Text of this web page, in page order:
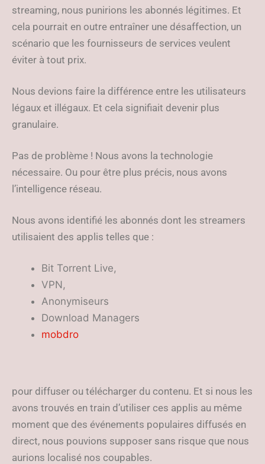
streaming, nous punirions les abonnés légitimes. Et
cela pourrait en outre entraîner une désaffection, un
scénario que les fournisseurs de services veulent
éviter à tout prix.
Nous devions faire la différence entre les utilisateurs
légaux et illégaux. Et cela signifiait devenir plus
granulaire.
Pas de problème ! Nous avons la technologie
nécessaire. Ou pour être plus précis, nous avons
l’intelligence réseau.
Nous avons identifié les abonnés dont les streamers
utilisaient des applis telles que :
Bit Torrent Live,
VPN,
Anonymiseurs
Download Managers
mobdro
pour diffuser ou télécharger du contenu. Et si nous les
avons trouvés en train d’utiliser ces applis au même
moment que des événements populaires diffusés en
direct, nous pouvions supposer sans risque que nous
aurions localisé nos coupables.